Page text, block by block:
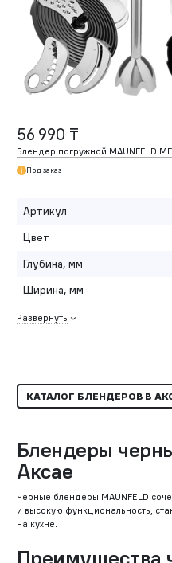
56 990 ₸
Блендер погружной MAUNFELD
Под заказ
Артикул
Цвет
Глубина, мм
Ширина, мм
Развернуть
КАТАЛОГ БЛЕНДЕРОВ В
Блендеры
Аксае
Черные блендеры MAUNFELD
и высокую функциональность,
на кухне.